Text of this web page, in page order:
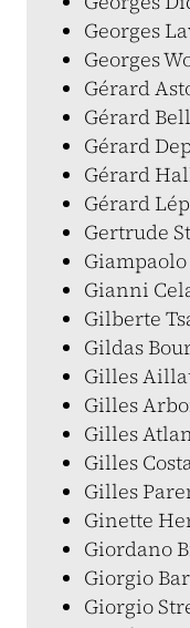
Georges
Georges
Gérard
Gérard
Gérard
Gérard
Gérard
Gertrude
Gianni
Gilberte
Gildas
Gilles
Gilles
Gilles
Gilles
Gilles
Ginette
Giordano
Giorgio
Giorgio